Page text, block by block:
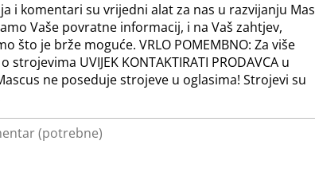
i komentari su vrijedni alat za nas u razvijanju
Vaše povratne informacij, i na Vaš zahtjev,
što je brže moguće. VRLO POMEMBNO: Za više
strojevima UVIJEK KONTAKTIRATI PRODAVCA u
ne poseduje strojeve u oglasima! Strojevi su